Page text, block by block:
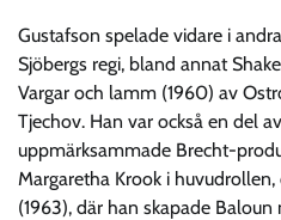
Gustafson spelade vidare i
Sjöbergs regi, bland annat
Vargar och lamm (1960) av
Tjechov. Han var också en del
uppmärksammade Brecht-
Margaretha Krook i
(1963), där han skapade